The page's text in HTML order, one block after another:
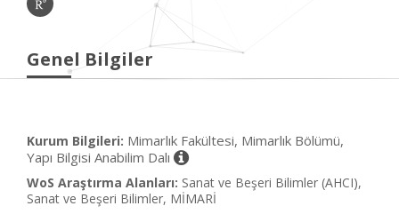
Genel Bilgiler
Kurum Bilgileri: Mimarlık Fakültesi, Mimarlık Bölümü,
Yapı Bilgisi Anabilim Dalı
WoS Araştırma Alanları: Sanat ve Beşeri Bilimler (AHCI),
Sanat ve Beşeri Bilimler, MİMARİ